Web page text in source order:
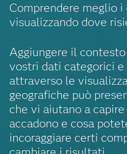
Comprendere meglio i
visualizzando dove
Aggiungere il
vostri dati categorici
attraverso le
geografiche può
che vi aiutano a
accadono e cosa
incoraggiare certi